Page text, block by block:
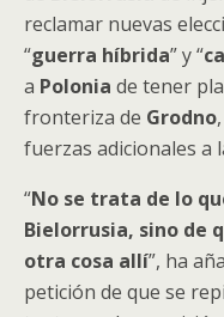
reclamar nuevas
“guerra híbrida” y “
a Polonia de tener
fronteriza de Grodno
fuerzas adicionales a
“No se trata de lo
Bielorrusia, sino de
otra cosa allí”, ha
petición de que se